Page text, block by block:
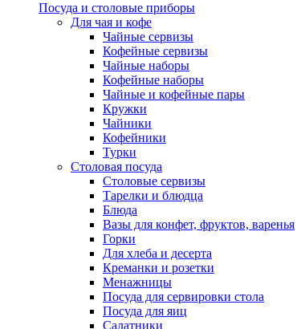
Посуда и столовые приборы
Для чая и кофе
Чайные сервизы
Кофейные сервизы
Чайные наборы
Кофейные наборы
Чайные и кофейные пары
Кружки
Чайники
Кофейники
Турки
Столовая посуда
Столовые сервизы
Тарелки и блюдца
Блюда
Вазы для конфет, фруктов, варенья
Горки
Для хлеба и десерта
Креманки и розетки
Менажницы
Посуда для сервировки стола
Посуда для яиц
Салатники